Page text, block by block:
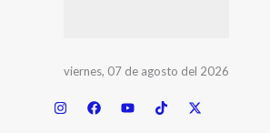
viernes, 07 de agosto del 2026